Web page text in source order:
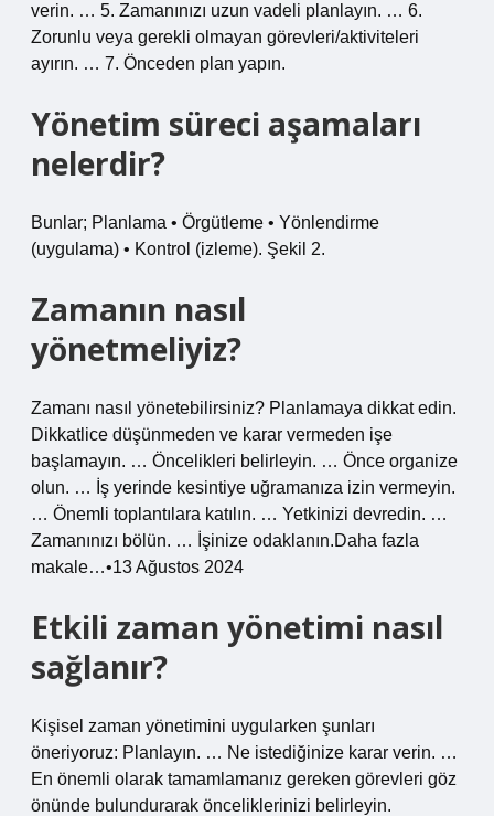
verin. … 5. Zamanınızı uzun vadeli planlayın. … 6.
Zorunlu veya gerekli olmayan görevleri/aktiviteleri
ayırın. … 7. Önceden plan yapın.
Yönetim süreci aşamaları
nelerdir?
Bunlar; Planlama • Örgütleme • Yönlendirme
(uygulama) • Kontrol (izleme). Şekil 2.
Zamanın nasıl
yönetmeliyiz?
Zamanı nasıl yönetebilirsiniz? Planlamaya dikkat edin.
Dikkatlice düşünmeden ve karar vermeden işe
başlamayın. … Öncelikleri belirleyin. … Önce organize
olun. … İş yerinde kesintiye uğramanıza izin vermeyin.
… Önemli toplantılara katılın. … Yetkinizi devredin. …
Zamanınızı bölün. … İşinize odaklanın.Daha fazla
makale…•13 Ağustos 2024
Etkili zaman yönetimi nasıl
sağlanır?
Kişisel zaman yönetimini uygularken şunları
öneriyoruz: Planlayın. … Ne istediğinize karar verin. …
En önemli olarak tamamlamanız gereken görevleri göz
önünde bulundurarak önceliklerinizi belirleyin.